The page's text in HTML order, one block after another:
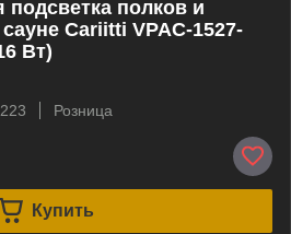
подсветка полков и
Cariitti VPAC-1527-
Вт)
Розница
Купить